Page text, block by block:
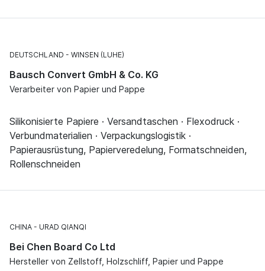
DEUTSCHLAND WINSEN (LUHE)
Bausch Convert GmbH & Co. KG
Verarbeiter von Papier und Pappe
Silikonisierte Papiere · Versandtaschen · Flexodruck ·
Verbundmaterialien · Verpackungslogistik ·
Papierausrüstung, Papierveredelung, Formatschneiden,
Rollenschneiden
CHINA URAD QIANQI
Bei Chen Board Co Ltd
Hersteller von Zellstoff, Holzschliff, Papier und Pappe